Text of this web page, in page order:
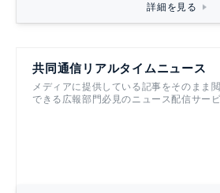
詳細を見る
共同通信リアルタイムニュース
メディアに提供している記事をそのまま
できる広報部門必見のニュース配信サー